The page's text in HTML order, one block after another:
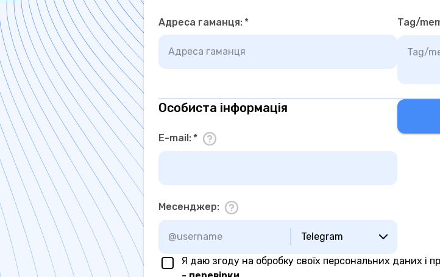
Адреса гаманця:* Tag/
Особиста інформація
E-mail:*
Месенджер:
Telegram
Я даю згоду на обробку своїх персональних даних і